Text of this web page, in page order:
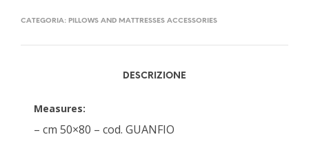
CATEGORIA: PILLOWS AND MATTRESSES ACCESSORIES
DESCRIZIONE
Measures:
– cm 50×80 – cod. GUANFIO